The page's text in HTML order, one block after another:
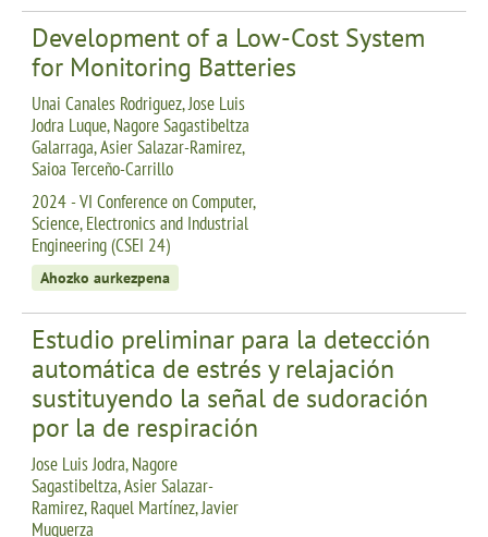
Development of a Low-Cost System
for Monitoring Batteries
Unai Canales Rodriguez, Jose Luis
Jodra Luque, Nagore Sagastibeltza
Galarraga, Asier Salazar-Ramirez,
Saioa Terceño-Carrillo
2024 - VI Conference on Computer,
Science, Electronics and Industrial
Engineering (CSEI 24)
Ahozko aurkezpena
Estudio preliminar para la detección
automática de estrés y relajación
sustituyendo la señal de sudoración
por la de respiración
Jose Luis Jodra, Nagore
Sagastibeltza, Asier Salazar-
Ramirez, Raquel Martínez, Javier
Muguerza